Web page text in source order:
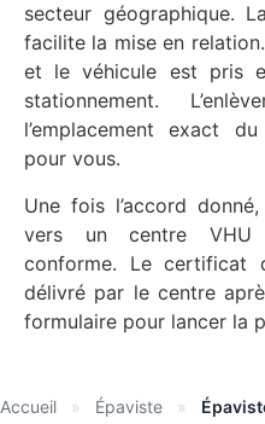
secteur géographique.
facilite la mise en
et le véhicule est pris
stationnement.
l’emplacement exact
pour vous.
Une fois l’accord
vers un centre VHU
conforme. Le certificat
délivré par le centre
formulaire pour lancer la
Accueil » Épaviste »